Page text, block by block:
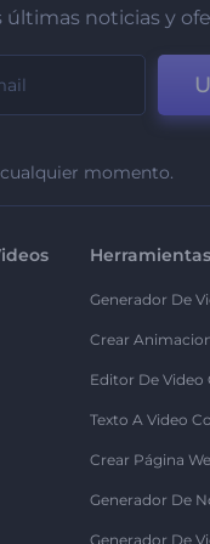
últimas noticias y
momento.
Generador De
Crear
Editor De Video
Texto A Video
Crear Página
Generador De
Generador De